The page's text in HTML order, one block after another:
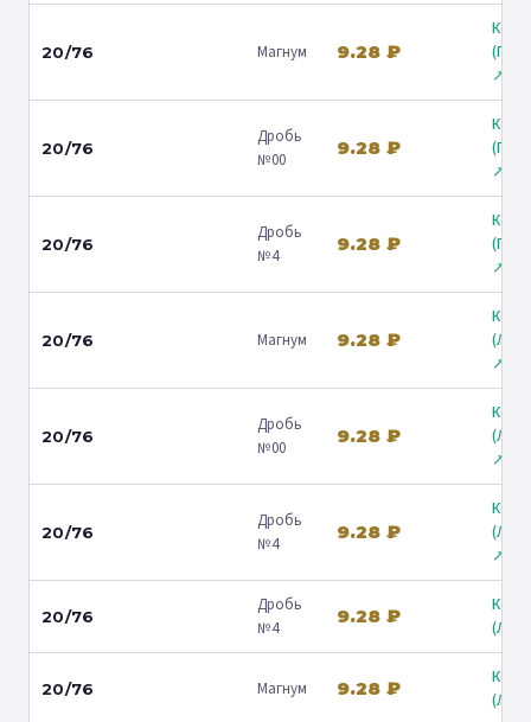
20/76 Магнум 9.28 ₽
↗
20/76
Дробь
№00
9.28 ₽
↗
20/76
Дробь
№4
9.28 ₽
↗
20/76 Магнум 9.28 ₽
↗
20/76
Дробь
№00
9.28 ₽
↗
20/76
Дробь
№4
9.28 ₽
↗
20/76
Дробь
№4
9.28 ₽
20/76 Магнум 9.28 ₽